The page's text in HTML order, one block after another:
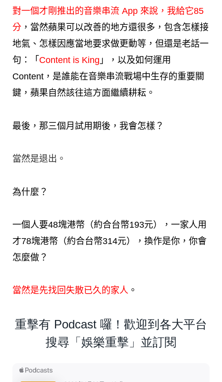
對一個才剛推出的音樂串流 App 來說，我給它85
分 ，當然蘋果可以改善的地方還很多，包含怎樣接
地氣、怎樣因應當地要求做更動等，但還是老話一
句：「 Content is King 」，以及如何運用
Content，是誰能在音樂串流戰場中生存的重要關
鍵，蘋果自然該往這方面繼續耕耘。
最後，那三個月試用期後，我會怎樣？
當然是退出。
為什麼？
一個人要48塊港幣（約合台幣193元），一家人用
才78塊港幣（約合台幣314元），換作是你，你會
怎麼做？
當然是先找回失散已久的家人 。
重擊有 Podcast 囉！歡迎到各大平台
搜尋「娛樂重擊」並訂閱